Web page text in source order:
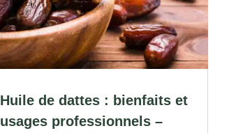
Huile de dattes : bienfaits et
usages professionnels –